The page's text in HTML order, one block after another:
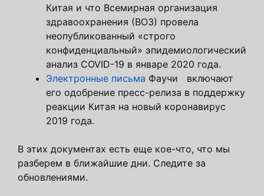
Китая и что Всемирная организация
здравоохранения (ВОЗ) провела
неопубликованный «строго
конфиденциальный» эпидемиологический
анализ COVID-19 в январе 2020 года.
Электронные письма Фаучи включают
его одобрение пресс-релиза в поддержку
реакции Китая на новый коронавирус
2019 года.
В этих документах есть еще кое-что, что мы
разберем в ближайшие дни. Следите за
обновлениями.